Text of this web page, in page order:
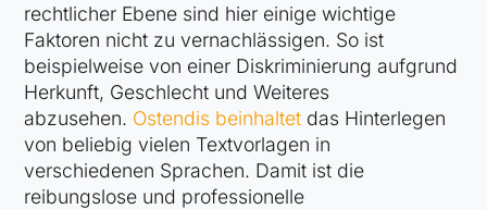
rechtlicher Ebene sind hier einige wichtige
Faktoren nicht zu vernachlässigen. So ist
beispielweise von einer Diskriminierung aufgrund
Herkunft, Geschlecht und Weiteres
abzusehen. Ostendis beinhaltet das Hinterlegen
von beliebig vielen Textvorlagen in
verschiedenen Sprachen. Damit ist die
reibungslose und professionelle